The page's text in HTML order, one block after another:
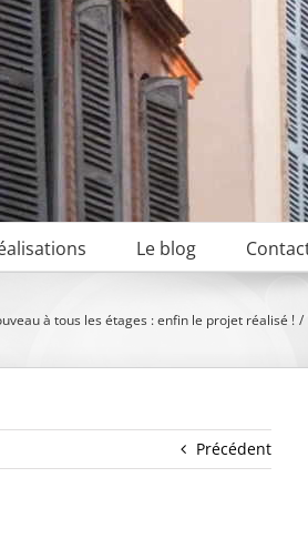
Le blog
à tous les étages : enfin le projet réalisé !
Précédent